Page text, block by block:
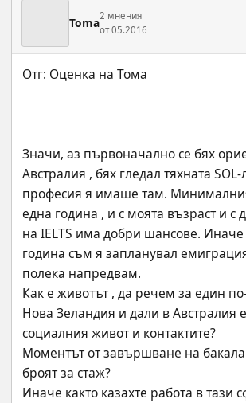
Toma2 мнения
от 05.2016
Значи, аз първоначално се бях
Австралия , бях гледал тяхната
професия я имаше там.
една година , и с моята възраст и с
на IELTS има добри шансове. Иначе
година съм я запланувал
полека напредвам.
Как е животът , да речем за един
Нова Зеландия и дали в Австралия
социалния живот и контактите?
Моментът от завършване на
броят за стаж?
Иначе както казахте работа в тази